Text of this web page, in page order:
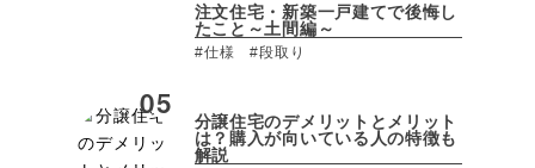
注文住宅・新築一戸建てで後悔し
たこと～土間編～
#仕様 #段取り
分譲住宅のデメリットとメリット
は？購入が向いている人の特徴も
解説